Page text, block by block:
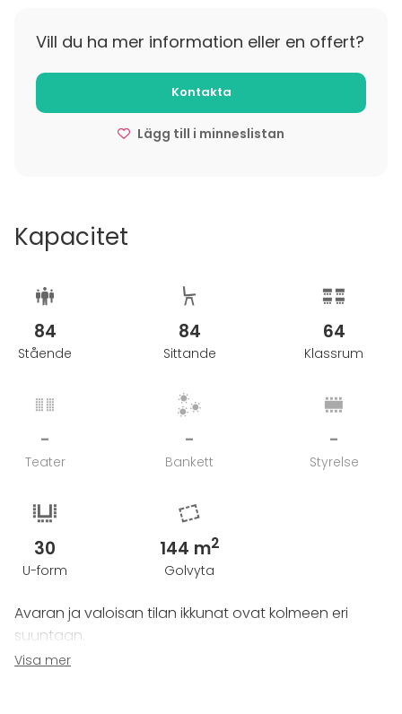
Vill du ha mer information eller en offert?
Kontakta
Lägg till i minneslistan
Kapacitet
84
Stående
84
Sittande
64
Klassrum
-
Teater
-
Bankett
-
Styrelse
30
U-form
144 m2
Golvyta
Avaran ja valoisan tilan ikkunat ovat kolmeen eri
suuntaan.
Visa mer